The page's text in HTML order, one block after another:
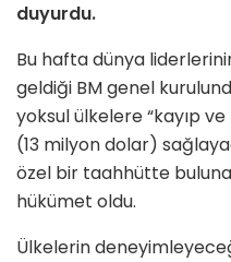
duyurdu.
Bu hafta dünya
geldiği BM genel
yoksul ülkelere “kayıp
(13 milyon dolar)
özel bir taahhütte
hükümet oldu.
Ülkelerin